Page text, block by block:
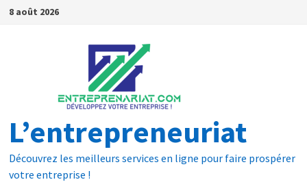
8 août 2026
L’entrepreneuriat
Découvrez les meilleurs services en ligne pour faire prospérer
votre entreprise !